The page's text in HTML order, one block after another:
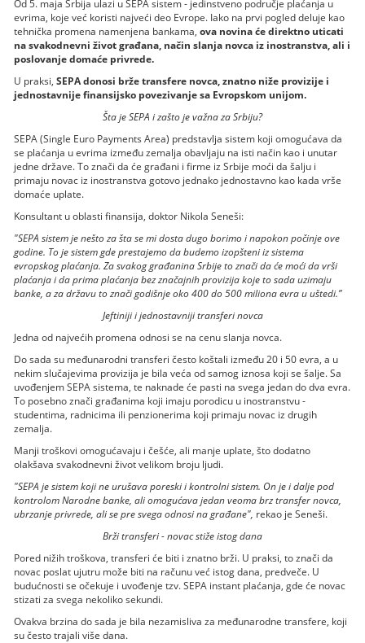
Od 5. maja Srbija ulazi u SEPA sistem - jedinstveno područje plaćanja u
evrima, koje već koristi najveći deo Evrope. Iako na prvi pogled deluje kao
tehnička promena namenjena bankama,ova novina će direktno uticati
na svakodnevni život građana, način slanja novca iz inostranstva, ali i
poslovanje domaće privrede.
U praksi,SEPA donosi brže transfere novca, znatno niže provizije i
jednostavnije finansijsko povezivanje sa Evropskom unijom.
Šta je SEPA i zašto je važna za Srbiju?
SEPA (Single Euro Payments Area) predstavlja sistem koji omogućava da
se plaćanja u evrima između zemalja obavljaju na isti način kao i unutar
jedne države. To znači da će građani i firme iz Srbije moći da šalju i
primaju novac iz inostranstva gotovo jednako jednostavno kao kada vrše
domaće uplate.
Konsultant u oblasti finansija, doktor Nikola Seneši:
"SEPA sistem je nešto za šta se mi dosta dugo borimo i napokon počinje ove
godine. To je sistem gde prestajemo da budemo izopšteni iz sistema
evropskog plaćanja. Za svakog građanina Srbije to znači da će moći da vrši
plaćanja i da prima plaćanja bez značajnih provizija koje to sada uzimaju
banke, a za državu to znači godišnje oko 400 do 500 miliona evra u uštedi.”
Jeftiniji i jednostavniji transferi novca
Jedna od najvećih promena odnosi se na cenu slanja novca.
Do sada su međunarodni transferi često koštali između 20 i 50 evra, a u
nekim slučajevima provizija je bila veća od samog iznosa koji se šalje. Sa
uvođenjem SEPA sistema, te naknade će pasti na svega jedan do dva evra.
To posebno znači građanima koji imaju porodicu u inostranstvu -
studentima, radnicima ili penzionerima koji primaju novac iz drugih
zemalja.
Manji troškovi omogućavaju i češće, ali manje uplate, što dodatno
olakšava svakodnevni život velikom broju ljudi.
"SEPA je sistem koji ne urušava poreski i kontrolni sistem. On je i dalje pod
kontrolom Narodne banke, ali omogućava jedan veoma brz transfer novca,
ubrzanje privrede, ali se pre svega odnosi na građane", rekao je Seneši.
Brži transferi - novac stiže istog dana
Pored nižih troškova, transferi će biti i znatno brži. U praksi, to znači da
novac poslat ujutru može biti na računu već istog dana, predveče. U
budućnosti se očekuje i uvođenje tzv. SEPA instant plaćanja, gde će novac
stizati za svega nekoliko sekundi.
Ovakva brzina do sada je bila nezamisliva za međunarodne transfere, koji
su često trajali više dana.